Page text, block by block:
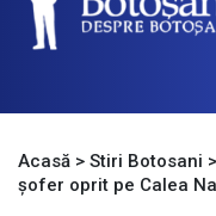
Acasă > Stiri Botosani >
șofer oprit pe Calea